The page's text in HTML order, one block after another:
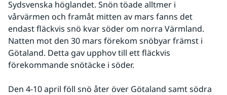
Sydsvenska höglandet. Snön töade alltmer i
vårvärmen och framåt mitten av mars fanns det
endast fläckvis snö kvar söder om norra Värmland.
Natten mot den 30 mars förekom snöbyar främst i
Götaland. Detta gav upphov till ett fläckvis
förekommande snötäcke i söder.
Den 4-10 april föll snö åter över Götaland samt södra